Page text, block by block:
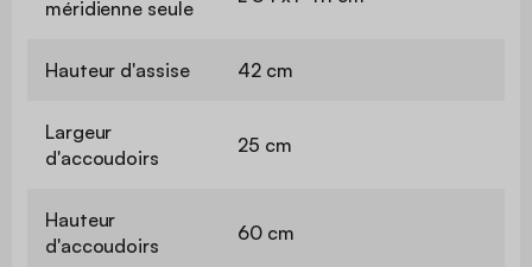
méridienne seule
Hauteur d'assise 42 cm
Largeur
d'accoudoirs
25 cm
Hauteur
d'accoudoirs
60 cm